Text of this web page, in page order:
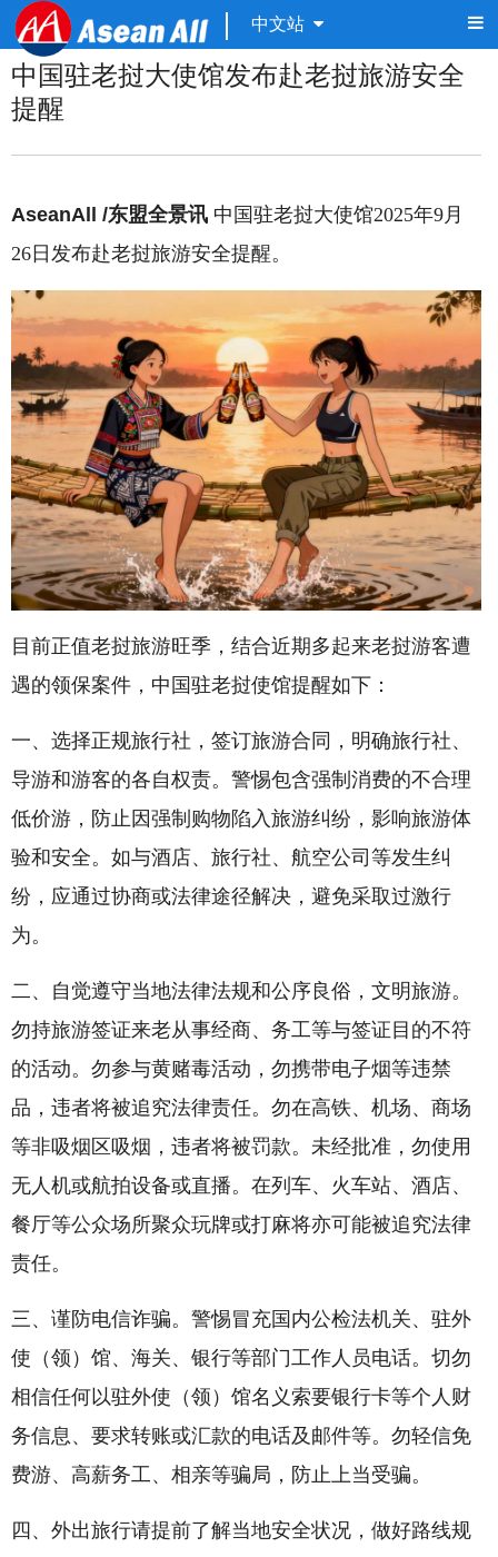
中文站
中国驻老挝大使馆发布赴老挝旅游安全
提醒
AseanAll /东盟全景讯 中国驻老挝大使馆2025年9月
26日发布赴老挝旅游安全提醒。
目前正值老挝旅游旺季，结合近期多起来老挝游客遭
遇的领保案件，中国驻老挝使馆提醒如下：
一、选择正规旅行社，签订旅游合同，明确旅行社、
导游和游客的各自权责。警惕包含强制消费的不合理
低价游，防止因强制购物陷入旅游纠纷，影响旅游体
验和安全。如与酒店、旅行社、航空公司等发生纠
纷，应通过协商或法律途径解决，避免采取过激行
为。
二、自觉遵守当地法律法规和公序良俗，文明旅游。
勿持旅游签证来老从事经商、务工等与签证目的不符
的活动。勿参与黄赌毒活动，勿携带电子烟等违禁
品，违者将被追究法律责任。勿在高铁、机场、商场
等非吸烟区吸烟，违者将被罚款。未经批准，勿使用
无人机或航拍设备或直播。在列车、火车站、酒店、
餐厅等公众场所聚众玩牌或打麻将亦可能被追究法律
责任。
三、谨防电信诈骗。警惕冒充国内公检法机关、驻外
使（领）馆、海关、银行等部门工作人员电话。切勿
相信任何以驻外使（领）馆名义索要银行卡等个人财
务信息、要求转账或汇款的电话及邮件等。勿轻信免
费游、高薪务工、相亲等骗局，防止上当受骗。
四、外出旅行请提前了解当地安全状况，做好路线规